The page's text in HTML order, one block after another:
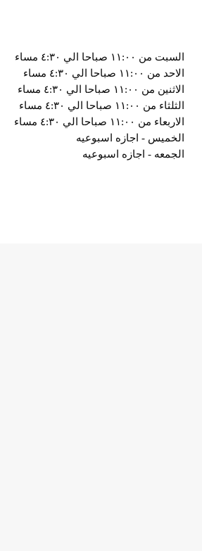
السبت من ١١:٠٠ صباحا الي ٤:٣٠ مساء
الاحد من ١١:٠٠ صباحا الي ٤:٣٠ مساء
الاثنين من ١١:٠٠ صباحا الي ٤:٣٠ مساء
الثلثاء من ١١:٠٠ صباحا الي ٤:٣٠ مساء
الاربعاء من ١١:٠٠ صباحا الي ٤:٣٠ مساء
الخميس - اجازه اسبوعيه
الجمعه - اجازه اسبوعيه